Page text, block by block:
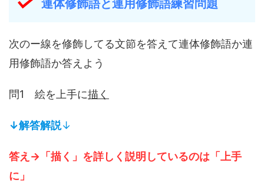
連体修飾語と連用修飾語練習問題
次のー線を修飾してる文節を答えて連体修飾語か連
用修飾語か答えよう
問1 絵を上手に描く
↓解答解説↓
答え→「描く」を詳しく説明しているのは「上手
に」